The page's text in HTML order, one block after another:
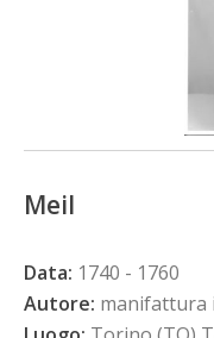
Meil
Data: 1740 - 1760
Autore: manifattura